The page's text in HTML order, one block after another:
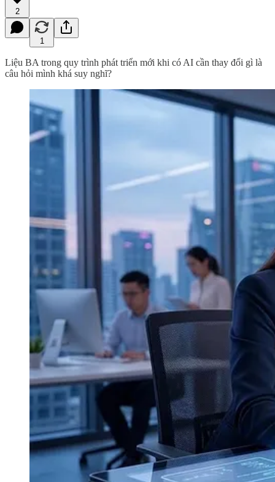
2
1
Liệu BA trong quy trình phát triển mới khi có AI cần thay đổi gì là
câu hỏi mình khá suy nghĩ?